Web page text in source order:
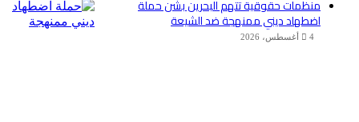
منظمات حقوقية تتهم البحرين بشن حملة
اضطهاد ديني ممنهجة ضد الشيعة
4 أغسطس، 2026